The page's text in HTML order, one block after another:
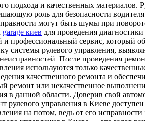
подхода и качественных материалов.
роль для безопасности
могут быть шумы при
garage киев для проведения
профессиональный сервис, который
системы рулевого управления,
После проведения
используются только
качественного ремонта и
ремонт или некачественное
в данной области. Доверив свой
рулевого управления в Киеве
на потом, ведь от его исправности